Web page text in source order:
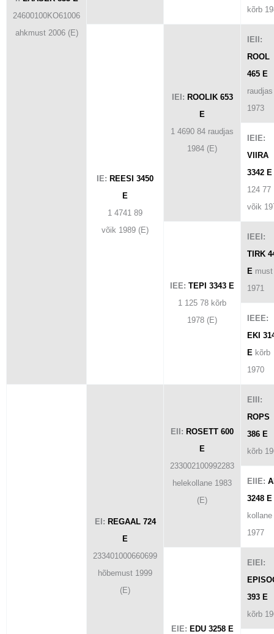
24600100KO61006
ahkmust 2006 (E)
kõrb
IE: REESI 3450
E
1 4741 89
võik 1989 (E)
IEI: ROOLIK 653
E
1 4690 84 raudjas
1984 (E)
IEII:
ROOL
465 E
raudjas
1973
IEIE:
VIIRA
3342 E
124 77
võik
IEE: TEPI 3343 E
1 125 78 kõrb
1978 (E)
IEEI:
TIRK
E must
1971
IEEE:
EKI
E kõrb
1970
EI: REGAAL 724
E
233401000660699
hõbemust 1999
(E)
EII: ROSETT 600
E
233002100992283
helekollane 1983
(E)
EIII:
ROPS
386 E
kõrb
EIIE:
3248 E
kollane
1977
EIE: EDU 3258 E
EIEI:
393 E
kõrb